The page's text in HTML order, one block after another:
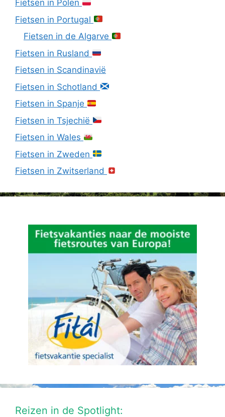
Fietsen in Polen
Fietsen in Portugal
Fietsen in de Algarve
Fietsen in Rusland
Fietsen in Scandinavië
Fietsen in Schotland
Fietsen in Spanje
Fietsen in Tsjechië
Fietsen in Wales
Fietsen in Zweden
Fietsen in Zwitserland
Reizen in de Spotlight: